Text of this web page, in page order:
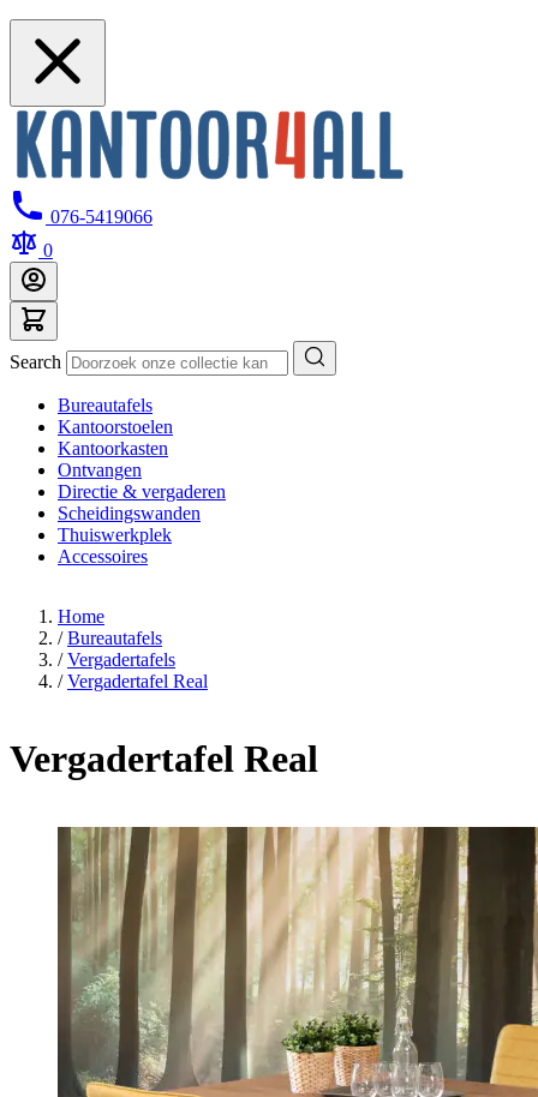
076-5419066
0
Search
Bureautafels
Kantoorstoelen
Kantoorkasten
Ontvangen
Directie & vergaderen
Scheidingswanden
Thuiswerkplek
Accessoires
Home
/ Bureautafels
/ Vergadertafels
/ Vergadertafel Real
Vergadertafel Real